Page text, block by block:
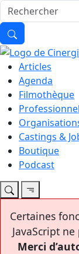
Articles
Agenda
Filmothèque
Castings &
Boutique
Podcast
Certaines
JavaScript
Merci